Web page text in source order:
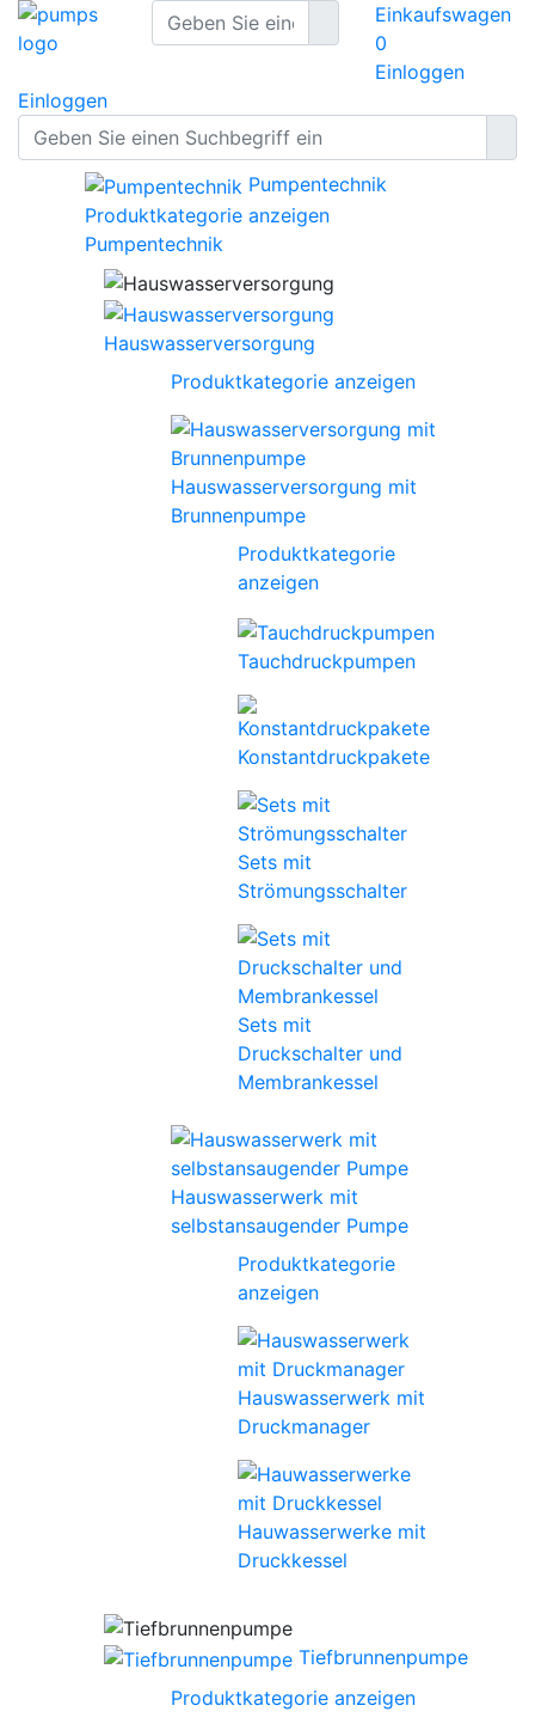
Einkaufswagen
0
Einloggen
Einloggen
Pumpentechnik
Produktkategorie anzeigen
Pumpentechnik
Hauswasserversorgung
Produktkategorie anzeigen
Hauswasserversorgung mit
Brunnenpumpe
Produktkategorie
anzeigen
Tauchdruckpumpen
Konstantdruckpakete
Sets mit
Strömungsschalter
Sets mit
Druckschalter und
Membrankessel
Hauswasserwerk mit
selbstansaugender Pumpe
Produktkategorie
anzeigen
Hauswasserwerk mit
Druckmanager
Hauwasserwerke mit
Druckkessel
Tiefbrunnenpumpe
Produktkategorie anzeigen